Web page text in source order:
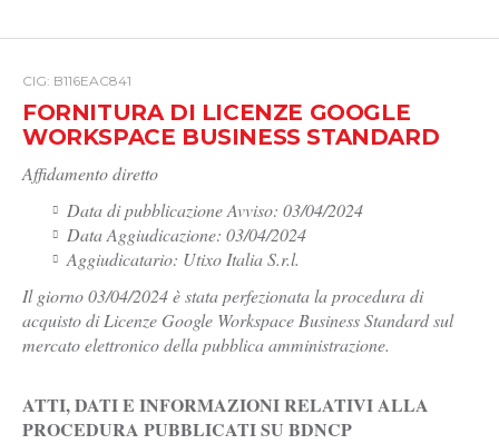
CIG: B116EAC841
FORNITURA DI LICENZE GOOGLE
WORKSPACE BUSINESS STANDARD
Affidamento diretto
Data di pubblicazione Avviso: 03/04/2024
Data Aggiudicazione: 03/04/2024
Aggiudicatario: Utixo Italia S.r.l.
Il giorno 03/04/2024 è stata perfezionata la procedura di
acquisto di Licenze Google Workspace Business Standard sul
mercato elettronico della pubblica amministrazione.
ATTI, DATI E INFORMAZIONI RELATIVI ALLA
PROCEDURA PUBBLICATI SU BDNCP